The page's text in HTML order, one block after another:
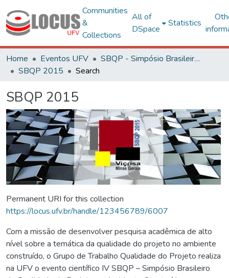
Communities
&
Collections
All of
DSpace
Statistics
Home Eventos UFV
SBQP - Simpósio Brasileiro de Qualidade do Projeto no Ambiente Construído
SBQP 2015
Search
SBQP 2015
Permanent URI for this collection
https://locus.ufv.br/handle/123456789/6007
Com a missão de desenvolver pesquisa acadêmica de alto
nível sobre a temática da qualidade do projeto no ambiente
construído, o Grupo de Trabalho Qualidade do Projeto realiza
na UFV o evento científico IV SBQP – Simpósio Brasileiro